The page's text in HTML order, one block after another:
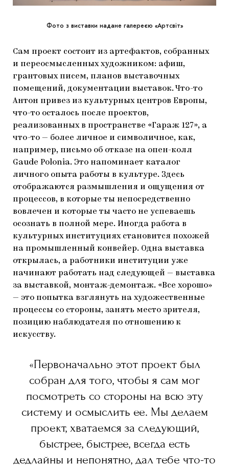
Фото з виставки надане галереєю «Артсвіт»
Сам проект состоит из артефактов, собранных
и переосмысленных художником: афиш,
грантовых писем, планов выставочных
помещений, документации выставок. Что-то
Антон привез из культурных центров Европы,
что-то осталось после проектов,
реализованных в пространстве «Гараж 127», а
что-то — более личное и символичное, как,
например, письмо об отказе на опен-колл
Gaude Polonia. Это напоминает каталог
личного опыта работы в культуре. Здесь
отображаются размышления и ощущения от
процессов, в которые ты непосредственно
вовлечен и которые ты часто не успеваешь
осознать в полной мере. Иногда работа в
культурных институциях становится похожей
на промышленный конвейер. Одна выставка
открылась, а работники институции уже
начинают работать над следующей — выставка
за выставкой, монтаж-демонтаж. «Все хорошо»
— это попытка взглянуть на художественные
процессы со стороны, занять место зрителя,
позицию наблюдателя по отношению к
искусству.
«Первоначально этот проект был
собран для того, чтобы я сам мог
посмотреть со стороны на всю эту
систему и осмыслить ее. Мы делаем
проект, хватаемся за следующий,
быстрее, быстрее, всегда есть
дедлайны и непонятно, дал тебе что-то